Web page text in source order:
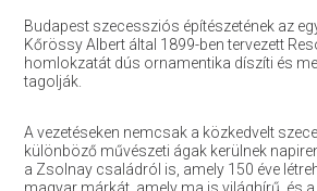
Budapest szecessziós építészetének az
Kőrössy Albert által 1899-ben tervezett
homlokzatát dús ornamentika díszíti és
tagolják.
A vezetéseken nemcsak a közkedvelt
különböző művészeti ágak kerülnek
a Zsolnay családról is, amely 150 éve